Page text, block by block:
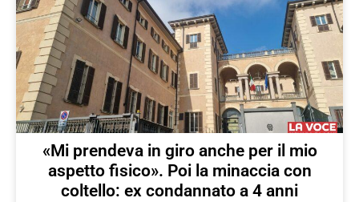
«Mi prendeva in giro anche per il mio
aspetto fisico». Poi la minaccia con
coltello: ex condannato a 4 anni